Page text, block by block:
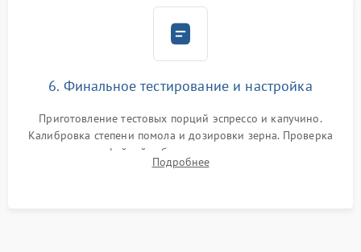
6. Финальное тестирование и настройка
Приготовление тестовых порций эспрессо и капучино.
Калибровка степени помола и дозировки зерна. Проверка
плотности кофейной таблетки, температуры напитка и
качества молочной пены. Контроль отсутствия посторонних
Подробнее